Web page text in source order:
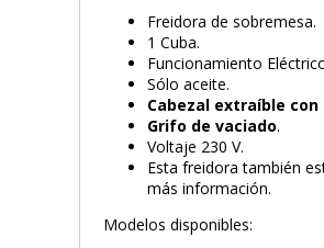
Freidora de sobremesa.
1 Cuba.
Funcionamiento
Sólo aceite.
Cabezal extraíble con
Grifo de vaciado.
Voltaje 230 V.
Esta freidora también
más información.
Modelos disponibles: